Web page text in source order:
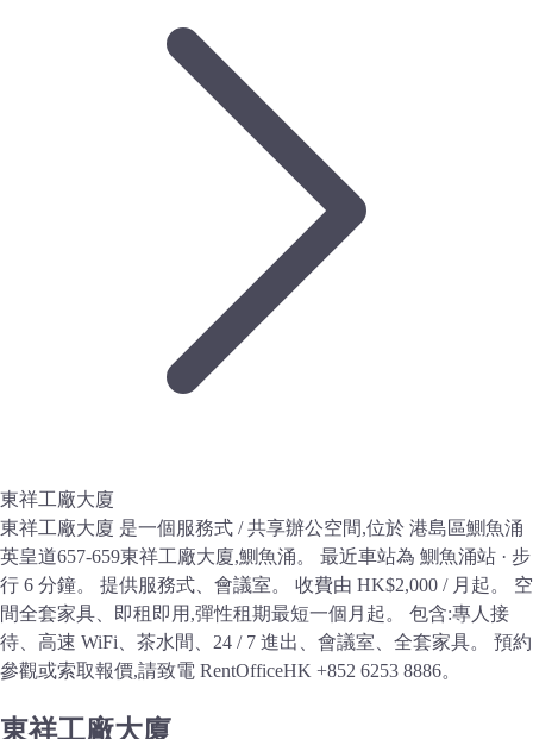
東祥工廠大廈
東祥工廠大廈 是一個服務式 / 共享辦公空間,位於 港島區鰂魚涌
英皇道657-659東祥工廠大廈,鰂魚涌。 最近車站為 鰂魚涌站 · 步
行 6 分鐘。 提供服務式、會議室。 收費由 HK$2,000 / 月起。 空
間全套家具、即租即用,彈性租期最短一個月起。 包含:專人接
待、高速 WiFi、茶水間、24 / 7 進出、會議室、全套家具。 預約
參觀或索取報價,請致電 RentOfficeHK +852 6253 8886。
東祥工廠大廈